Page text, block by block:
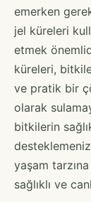
emerken
jel küreleri
etmek
küreleri,
ve pratik bir
olarak
bitkilerin
yaşam
sağlıklı ve